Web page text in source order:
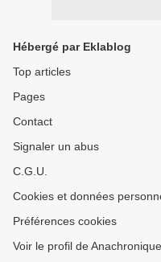
Hébergé par Eklablog
Top articles
Pages
Contact
Signaler un abus
C.G.U.
Cookies et données
Préférences cookies
Voir le profil de